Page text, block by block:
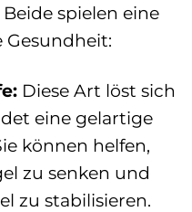
spielen eine
Diese Art löst sich
eine gelartige
können helfen,
zu senken und
zu stabilisieren.